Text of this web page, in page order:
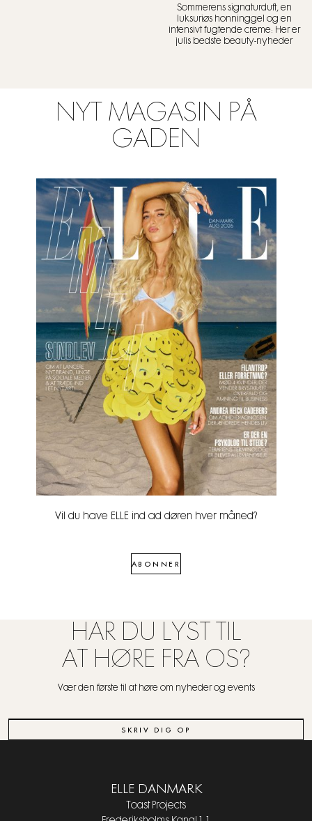
Sommerens signaturduft, en
luksuriøs honninggel og en
intensivt fugtende creme: Her er
julis bedste beauty-nyheder
NYT MAGASIN PÅ
GADEN
Vil du have ELLE ind ad døren hver måned?
ABONNER
HAR DU LYST TIL
AT HØRE FRA OS?
Vær den første til at høre om nyheder og events
SKRIV DIG OP
ELLE DANMARK
Toast Projects